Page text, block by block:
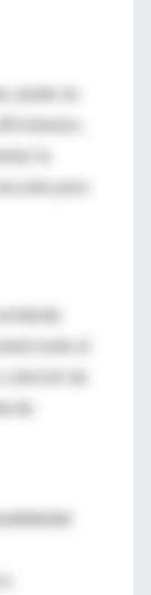
andar en
minutos,
la
para
todo el
dormir de
de
interior